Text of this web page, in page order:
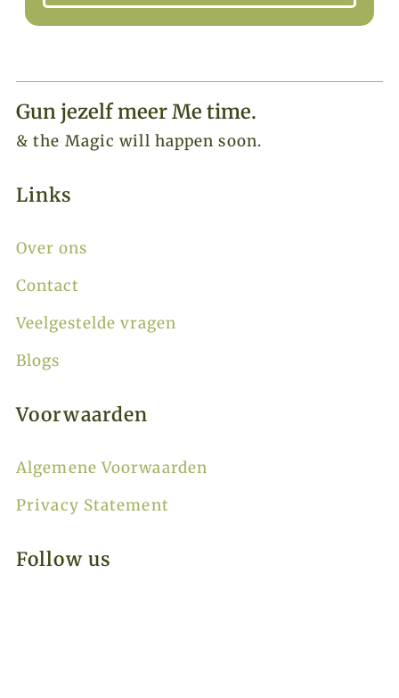
Gun jezelf meer Me time.​
& the Magic will happen soon.
Links
Over ons
Contact
Veelgestelde vragen
Blogs
Voorwaarden
Algemene Voorwaarden
Privacy Statement
Follow us